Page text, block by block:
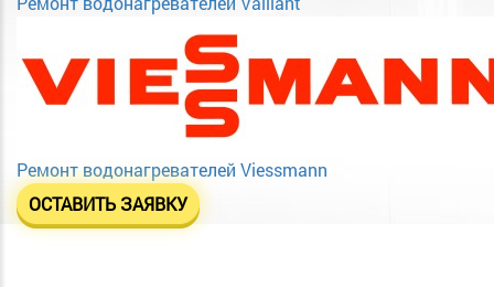
Ремонт водонагревателей Viessmann
ОСТАВИТЬ ЗАЯВКУ